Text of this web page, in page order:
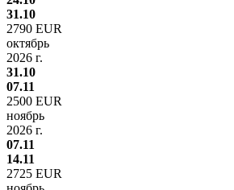
31.10
2790 EUR
октябрь
2026 г.
31.10
07.11
2500 EUR
ноябрь
2026 г.
07.11
14.11
2725 EUR